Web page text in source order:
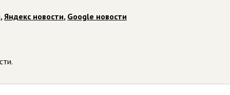
,Яндекс новости, Google новости